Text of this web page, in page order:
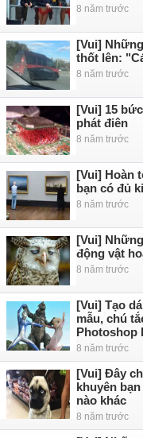
8 năm trước
[Vui]
thốt lên:
8 năm trước
[Vui] 15
phát điên
8 năm trước
[Vui] Hoàn
bạn có đủ
8 năm trước
[Vui]
động vật
8 năm trước
[Vui] Tạo
mẫu, chú
Photoshop
8 năm trước
[Vui] Đây
khuyên
nào khác
8 năm trước